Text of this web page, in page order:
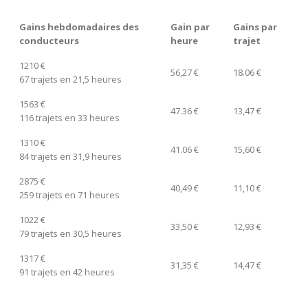
Gains hebdomadaires des
conducteurs
Gain par
heure
Gains par
trajet
1210 €
67 trajets en 21,5 heures
56,27 € 18.06 €
1563 €
116 trajets en 33 heures
47.36 € 13,47 €
1310 €
84 trajets en 31,9 heures
41.06 € 15,60 €
2875 €
259 trajets en 71 heures
40,49 € 11,10 €
1022 €
79 trajets en 30,5 heures
33,50 € 12,93 €
1317 €
91 trajets en 42 heures
31,35 € 14,47 €